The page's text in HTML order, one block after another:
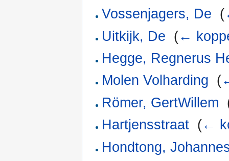
Vossenjagers, De (
Uitkijk, De (←
Hegge, Regnerus
Molen Volharding (
Römer, GertWillem
Hartjensstraat (←
Hondtong,